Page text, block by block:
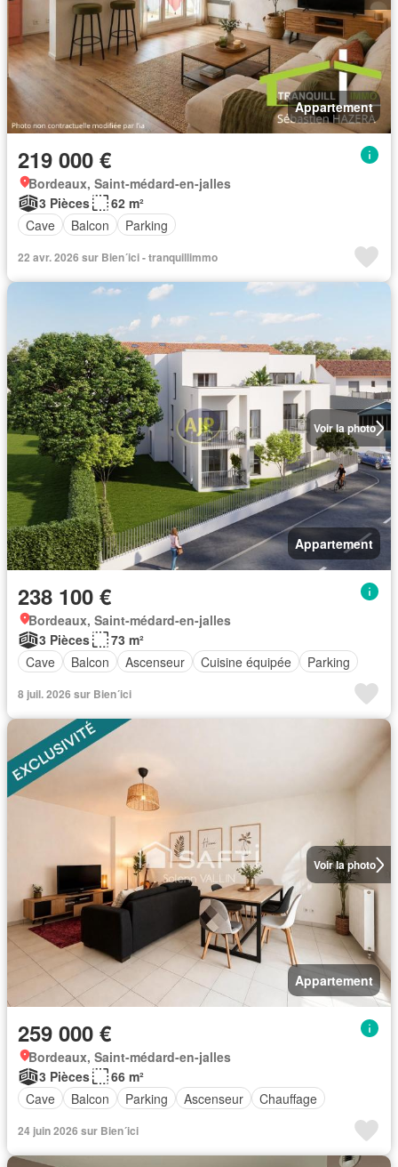
Appartement
219 000 €
Bordeaux, Saint-médard-en-jalles
3 Pièces
62 m²
Cave
Balcon Parking
22 avr. 2026 sur Bien´ici - tranquillimmo
Voir la photo
Appartement
238 100 €
Bordeaux, Saint-médard-en-jalles
3 Pièces
73 m²
Cave
Balcon Ascenseur Cuisine équipée Parking
8 juil. 2026 sur Bien´ici
Voir la photo
Appartement
259 000 €
Bordeaux, Saint-médard-en-jalles
3 Pièces
66 m²
Cave
Balcon Parking Ascenseur Chauffage
24 juin 2026 sur Bien´ici